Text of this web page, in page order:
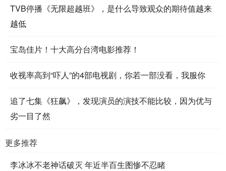
TVB停播《无限超越班》，是什么导致观众的期待值越来
越低
宝岛佳片！十大高分台湾电影推荐！
收视率高到“吓人”的4部电视剧，你若一部没看，我服你
追了七集《狂飙》，发现演员的演技不能比较，因为优与
劣一目了然
更多推荐
李冰冰不老神话破灭 年近半百生图惨不忍睹